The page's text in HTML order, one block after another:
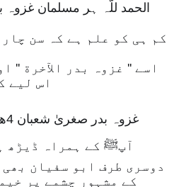
الحمد للّہ ہر مسلمان
کم ہی کو علم ہے کہ سن
اسے '' غزوہ بدر الآخرة ''
آپﷺ کے ہمراہ ڈیڑھ
دوسری طرف ابو سفیان
کے مشہور چشمے پر